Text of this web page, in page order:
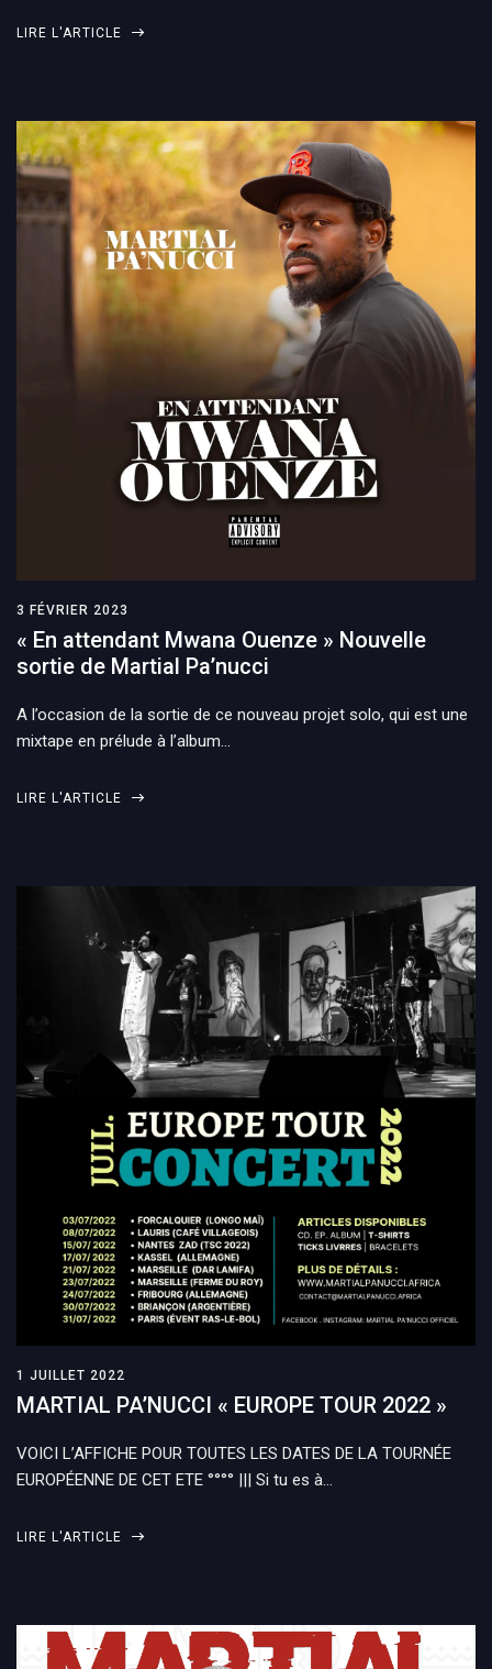
LIRE L'ARTICLE
3 FÉVRIER 2023
« En attendant Mwana Ouenze » Nouvelle
sortie de Martial Pa’nucci
A l’occasion de la sortie de ce nouveau projet solo, qui est une
mixtape en prélude à l’album…
LIRE L'ARTICLE
1 JUILLET 2022
MARTIAL PA’NUCCI « EUROPE TOUR 2022 »
VOICI L’AFFICHE POUR TOUTES LES DATES DE LA TOURNÉE
EUROPÉENNE DE CET ETE °°°° ||| Si tu es à…
LIRE L'ARTICLE